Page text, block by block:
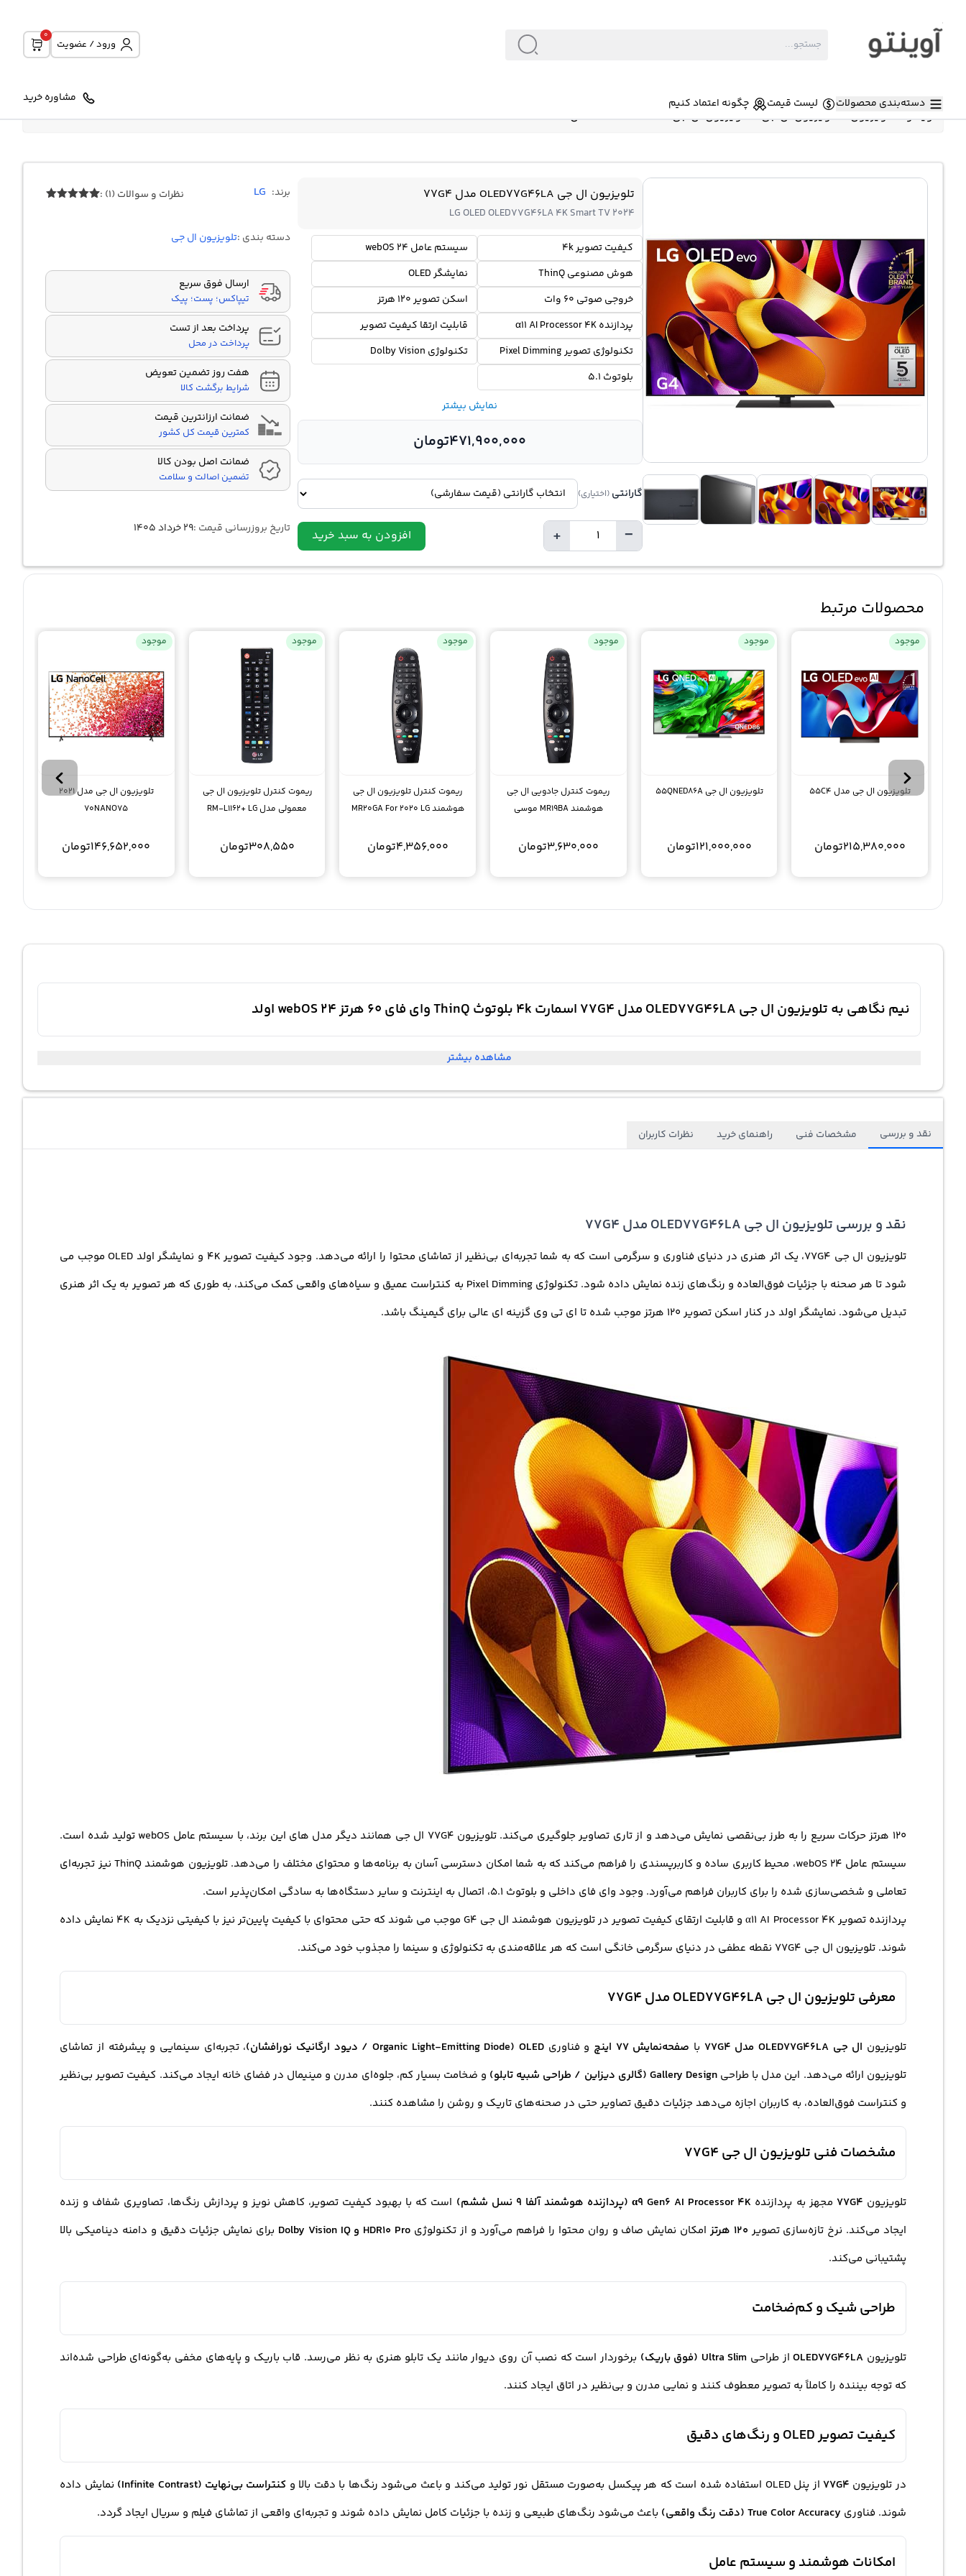
ورود / عضویت
0
دسته‌بندی محصولات لیست قیمت چگونه اعتماد کنیم مشاوره خرید
آوینتو»تلویزیون»تلویزیون ال جی»تلویزیون ال جی OLED77G46LA مدل 77G4
تلویزیون ال جی OLED77G46LA مدل 77G4
LG OLED OLED77G46LA 4K Smart TV 2024
کیفیت تصویر 4k
سیستم عامل webOS 24
هوش مصنوعی ThinQ
نمایشگر OLED
خروجی صوتی 60 وات
اسکن تصویر 120 هرتز
پردازنده α11 AI Processor 4K
قابلیت ارتقا کیفیت تصویر
تکنولوژی تصویر Pixel Dimming
تکنولوژی Dolby Vision
بلوتوث 5.1
نمایش بیشتر
471,900,000تومان
گارانتی (اختیاری)
−
تعداد + افزودن به سبد خرید
برند: LG نظرات و سوالات (1) :
دسته بندی :تلویزیون ال جی
ارسال فوق سریع
تیپاکس؛ پست؛ پیک
پرداخت بعد از تست
پرداخت در محل
هفت روز تضمین تعویض
شرایط برگشت کالا
ضمانت ارزانترین قیمت
کمترین قیمت کل کشور
ضمانت اصل بودن کالا
تضمین اصالت و سلامت
تاریخ بروزرسانی قیمت :۲۹ خرداد ۱۴۰۵
محصولات مرتبط
موجود
تلویزیون ال جی مدل 55C4
215,380,000تومان
موجود
تلویزیون ال جی 55QNED86A
121,000,000تومان
موجود
ریموت کنترل جادویی ال جی
هوشمند MR19BA موسی
3,630,000تومان
موجود
ریموت کنترل تلویزیون ال جی
هوشمند MR20GA For 2020 LG
4,356,000تومان
موجود
ریموت کنترل تلویزیون ال جی
معمولی مدل RM-L1162+ LG
308,550تومان
موجود
تلویزیون ال جی مدل 2021
70NANO75
146,652,000تومان
نیم نگاهی به تلویزیون ال جی OLED77G46LA مدل 77G4 اسمارت 4k بلوتوث ThinQ وای فای 60 هرتز webOS 24 اولد
مشاهده بیشتر
نقد و بررسی مشخصات فنی راهنمای خرید نظرات کاربران
نقد و بررسی تلویزیون ال جی OLED77G46LA مدل 77G4
تلویزیون ال جی
77G4، یک اثر هنری در دنیای فناوری و سرگرمی است که به شما تجربه‌ای بی‌نظیر از تماشای محتوا را ارائه می‌دهد. وجود کیفیت تصویر 4K و نمایشگر اولد OLED موجب می
شود تا هر صحنه با جزئیات فوق‌العاده و رنگ‌های زنده نمایش داده شود. تکنولوژی Pixel Dimming به کنتراست عمیق و سیاه‌های واقعی کمک می‌کند، به طوری که هر تصویر به یک اثر هنری
تبدیل می‌شود. نمایشگر اولد در کنار اسکن تصویر 120 هرتز موجب شده تا ای تی وی گزینه ای عالی برای گیمینگ باشد.
120 هرتز حرکات سریع را به طرز بی‌نقصی نمایش می‌دهد و از تاری تصاویر جلوگیری می‌کند. تلویزیون 77G4 ال جی همانند دیگر مدل های این برند، با سیستم عامل webOS تولید شده است.
سیستم عامل webOS 24، محیط کاربری ساده و کاربرپسندی را فراهم می‌کند که به شما امکان دسترسی آسان به برنامه‌ها و محتوای مختلف را می‌دهد.
تلویزیون هوشمند
ThinQ نیز تجربه‌ای
تعاملی و شخصی‌سازی شده را برای کاربران فراهم می‌آورد. وجود وای فای داخلی و بلوتوث 5.1، اتصال به اینترنت و سایر دستگاه‌ها به سادگی امکان‌پذیر است.
پردازنده تصویر α11 AI Processor 4K و قابلیت ارتقای کیفیت تصویر در تلویزیون هوشمند ال جی G4 موجب می شوند که حتی محتوای با کیفیت پایین‌تر نیز با کیفیتی نزدیک به 4K نمایش داده
شوند. تلویزیون ال جی 77G4 نقطه عطفی در دنیای سرگرمی خانگی است که هر علاقه‌مندی به تکنولوژی و سینما را مجذوب خود می‌کند.
معرفی تلویزیون ال جی OLED77G46LA مدل 77G4
تلویزیون ال جی OLED77G46LA مدل 77G4 با صفحه‌نمایش 77 اینچ و فناوریOLED (Organic Light-Emitting Diode / دیود ارگانیک نورافشان)
، تجربه‌ای سینمایی و پیشرفته از تماشای
تلویزیون ارائه می‌دهد. این مدل با طراحیGallery Design (گالری دیزاین / طراحی شبیه تابلو)
و ضخامت بسیار کم، جلوه‌ای مدرن و مینیمال در فضای خانه ایجاد می‌کند. کیفیت تصویر بی‌نظیر
و کنتراست فوق‌العاده، به کاربران اجازه می‌دهد جزئیات دقیق تصاویر حتی در صحنه‌های تاریک و روشن را مشاهده کنند.
مشخصات فنی تلویزیون ال جی 77G4
تلویزیون 77G4 مجهز به پردازنده α9 Gen6 AI Processor 4K (پردازنده هوشمند آلفا 9 نسل ششم)
است که با بهبود کیفیت تصویر، کاهش نویز و پردازش رنگ‌ها، تصاویری شفاف و زنده
ایجاد می‌کند. نرخ تازه‌سازی تصویر 120 هرتز امکان نمایش صاف و روان محتوا را فراهم می‌آورد و از تکنولوژی HDR10 Pro و Dolby Vision IQ
برای نمایش جزئیات دقیق و دامنه دینامیکی بالا
پشتیبانی می‌کند.
طراحی شیک و کم‌ضخامت
تلویزیون OLED77G46LAاز طراحی Ultra Slim (فوق باریک)
برخوردار است که نصب آن روی دیوار مانند یک تابلو هنری به نظر می‌رسد. قاب باریک و پایه‌های مخفی به‌گونه‌ای طراحی شده‌اند
که توجه بیننده را کاملاً به تصویر معطوف کنند و نمایی مدرن و بی‌نظیر در اتاق ایجاد کنند.
کیفیت تصویر OLED و رنگ‌های دقیق
در تلویزیون 77G4 از پنل OLED استفاده شده است که هر پیکسل به‌صورت مستقل نور تولید می‌کند و باعث می‌شود رنگ‌ها با دقت بالا و کنتراست بی‌نهایت (Infinite Contrast)
نمایش داده
شوند. فناوری True Color Accuracy (دقت رنگ واقعی) باعث می‌شود رنگ‌های طبیعی و زنده با جزئیات کامل نمایش داده شوند و تجربه‌ای واقعی از تماشای فیلم و سریال ایجاد گردد.
امکانات هوشمند و سیستم عامل